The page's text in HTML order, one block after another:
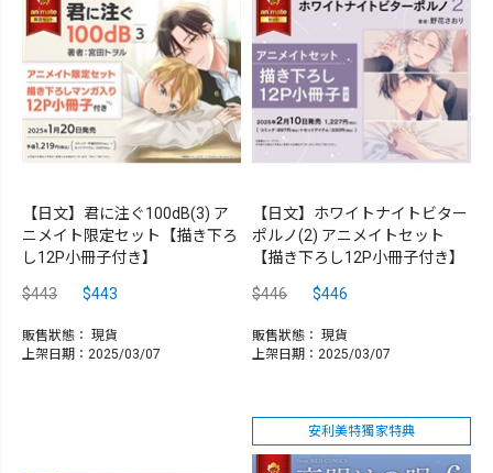
【日文】君に注ぐ100dB(3) ア
ニメイト限定セット【描き下ろ
し12P小冊子付き】
$443 $443
販售狀態： 現貨
上架日期：2025/03/07
【日文】ホワイトナイトビター
ポルノ(2) アニメイトセット
【描き下ろし12P小冊子付き】
$446 $446
販售狀態： 現貨
上架日期：2025/03/07
安利美特獨家特典